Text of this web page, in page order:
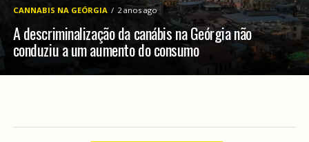
CANNABIS NA GEÓRGIA 2 anos ago
A descriminalização da canábis na Geórgia não
conduziu a um aumento do consumo